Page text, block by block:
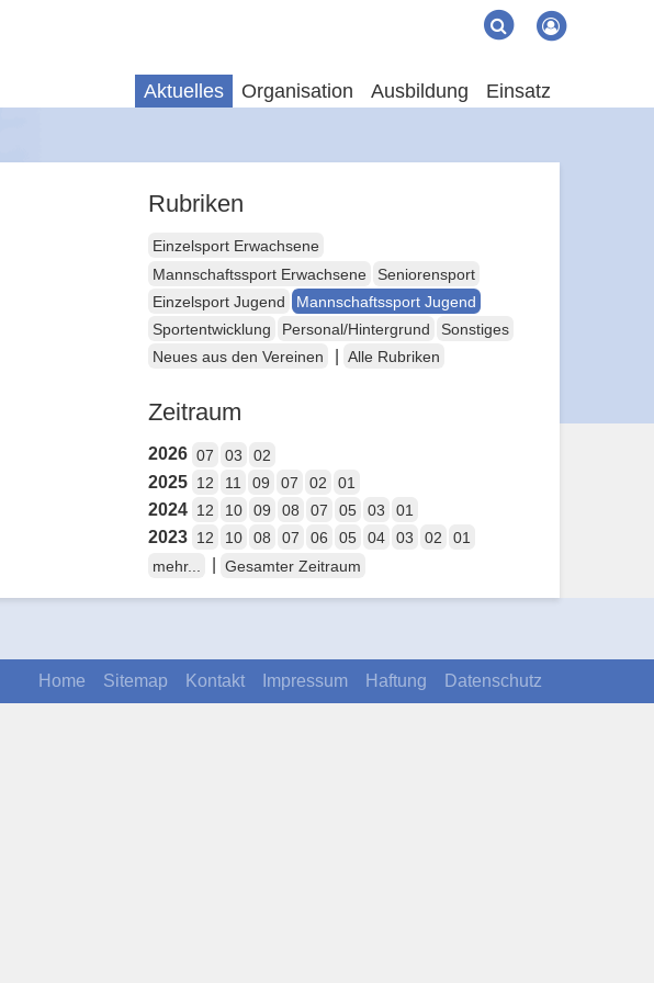
Suche Suchen
Aktuelles Organisation Ausbildung Einsatz
Rubriken
Einzelsport Erwachsene
Mannschaftssport Erwachsene
Seniorensport
Einzelsport Jugend
Mannschaftssport Jugend
Sportentwicklung
Personal/Hintergrund
Sonstiges
Neues aus den Vereinen
Alle Rubriken
Zeitraum
2026 07 03 02
2025 12 11 09 07 02 01
2024 12 10 09 08 07 05 03 01
2023 12 10 08 07 06 05 04 03 02
01
mehr...
Gesamter Zeitraum
Home Sitemap Kontakt Impressum Haftung Datenschutz